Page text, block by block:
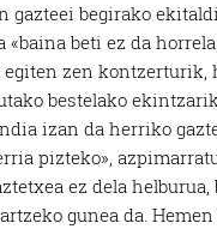
gazteei begirako
«baina beti ez da
egiten zen
bestelako
izan da herriko
pizteko»,
ez dela
gunea da.